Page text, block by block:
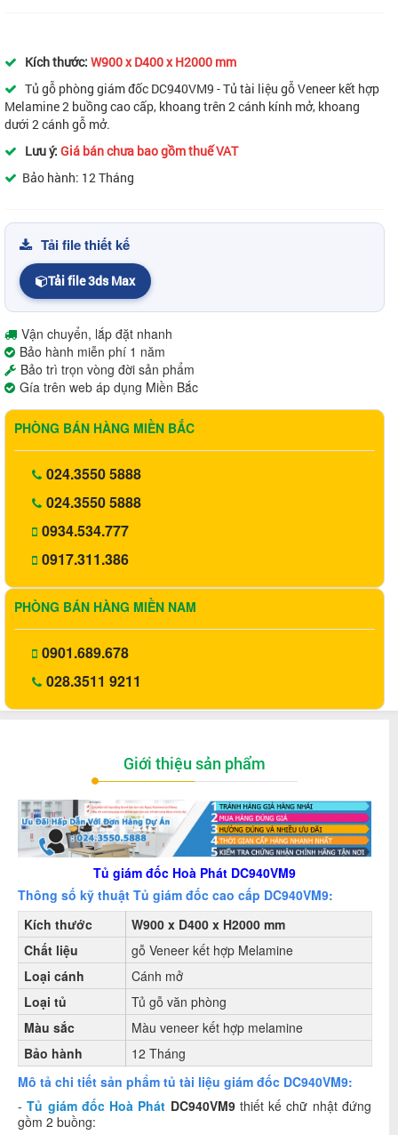
Kích thước: W900 x D400 x H2000 mm
Tủ gỗ phòng giám đốc DC940VM9 - Tủ tài liệu gỗ Veneer kết hợp
Melamine 2 buồng cao cấp, khoang trên 2 cánh kính mở, khoang
dưới 2 cánh gỗ mở.
Lưu ý: Giá bán chưa bao gồm thuế VAT
Bảo hành: 12 Tháng
Tải file thiết kế
Tải file 3ds Max
Vận chuyển, lắp đặt nhanh
Bảo hành miễn phí 1 năm
Bảo trì trọn vòng đời sản phẩm
Gía trên web áp dụng Miền Bắc
PHÒNG BÁN HÀNG MIỀN BẮC
024.3550 5888
024.3550 5888
0934.534.777
0917.311.386
PHÒNG BÁN HÀNG MIỀN NAM
0901.689.678
028.3511 9211
Giới thiệu sản phẩm
Tủ giám đốc Hoà Phát DC940VM9
Thông số kỹ thuật Tủ giám đốc cao cấp DC940VM9:
Kích thước
W900 x D400 x H2000 mm
Chất liệu
gỗ Veneer kết hợp Melamine
Loại cánh
Cánh mở
Loại tủ
Tủ gỗ văn phòng
Màu sắc
Màu veneer kết hợp melamine
Bảo hành
12 Tháng
Mô tả chi tiết sản phẩm tủ tài liệu giám đốc DC940VM9:
-Tủ giám đốc Hoà Phát DC940VM9thiết kế chữ nhật đứng
gồm 2 buồng: